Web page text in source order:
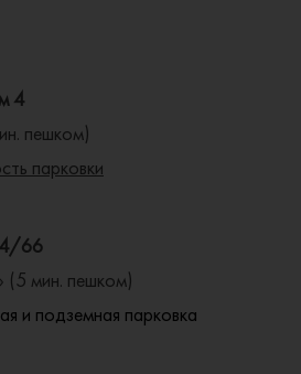
4
пешком)
парковки
66
(5 мин. пешком)
и подземная парковка